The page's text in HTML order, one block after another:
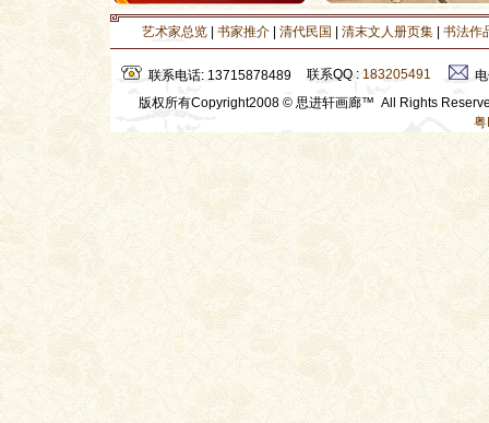
艺术家总览 书家推介 清代民国 清末文人册页集 书法作
联系电话: 13715878489 联系QQ : 183205491
版权所有Copyright2008 © 思进轩画廊™ All Rights